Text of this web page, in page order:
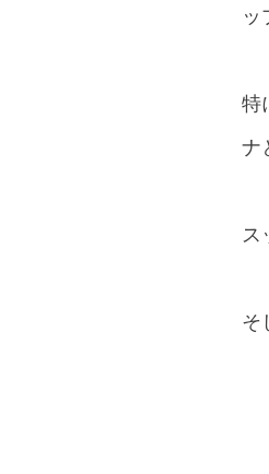
ッ
特
ナ
ス
そ